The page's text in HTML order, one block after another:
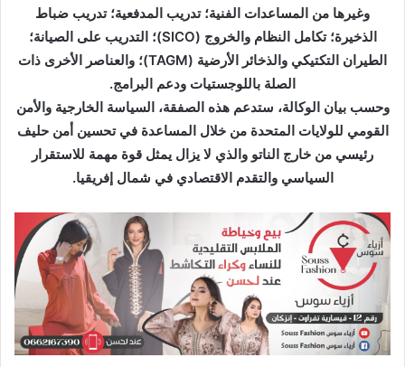
وغيرها من المساعدات الفنية؛ تدريب المدفعية؛ تدريب ضباط
الذخيرة؛ تكامل النظام والخروج (SICO)؛ التدريب على الصيانة؛
الطيران التكتيكي والذخائر الأرضية (TAGM)؛ والعناصر الأخرى ذات
الصلة باللوجستيات ودعم البرامج.
وحسب بيان الوكالة، ‏ستدعم هذه الصفقة، السياسة الخارجية والأمن
القومي للولايات المتحدة من خلال المساعدة في تحسين أمن حليف
رئيسي من خارج الناتو والذي لا يزال يمثل قوة مهمة للاستقرار
السياسي والتقدم الاقتصادي في شمال إفريقيا.